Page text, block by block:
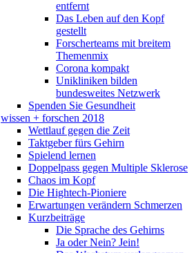
entfernt
Das Leben auf den Kopf
gestellt
Forscherteams mit breitem
Themenmix
Corona kompakt
Unikliniken bilden
bundesweites Netzwerk
Spenden Sie Gesundheit
wissen + forschen 2018
Wettlauf gegen die Zeit
Taktgeber fürs Gehirn
Spielend lernen
Doppelpass gegen Multiple Sklerose
Chaos im Kopf
Die Hightech-Pioniere
Erwartungen verändern Schmerzen
Kurzbeiträge
Die Sprache des Gehirns
Ja oder Nein? Jein!